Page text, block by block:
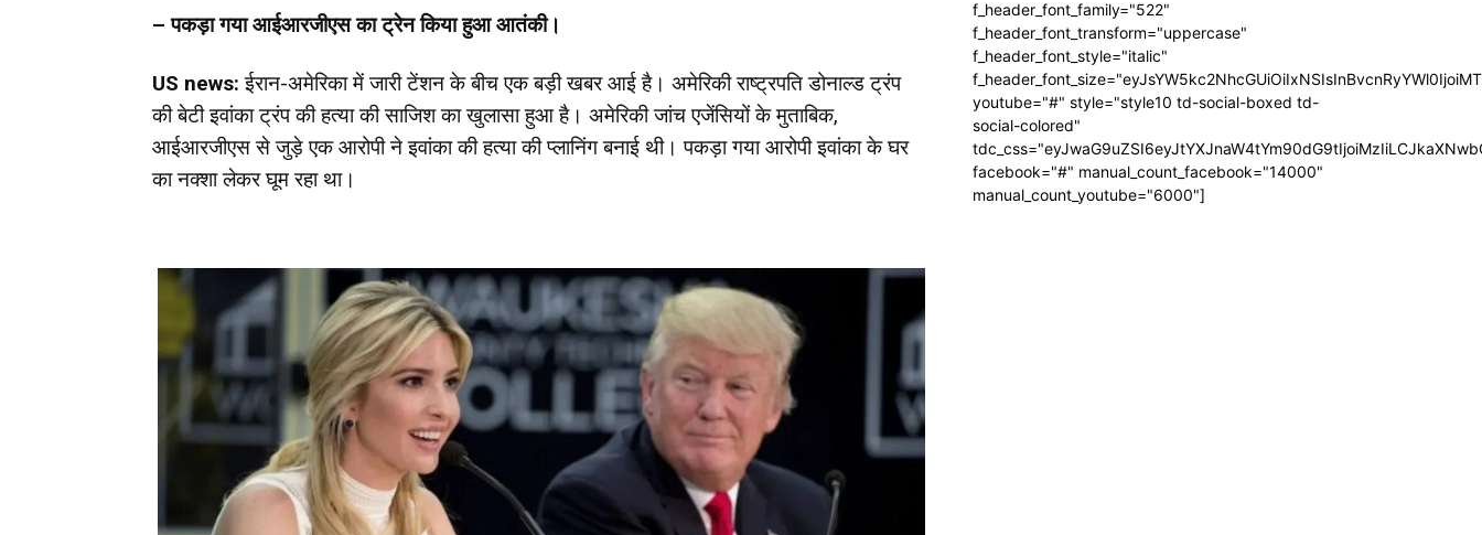
– पकड़ा गया आईआरजीएस का ट्रेन किया हुआ आतंकी।
US news: ईरान-अमेरिका में जारी टेंशन के बीच एक बड़ी खबर आई है। अमेरिकी राष्ट्रपति डोनाल्ड ट्रंप
की बेटी इवांका ट्रंप की हत्या की साजिश का खुलासा हुआ है। अमेरिकी जांच एजेंसियों के मुताबिक,
आईआरजीएस से जुड़े एक आरोपी ने इवांका की हत्या की प्लानिंग बनाई थी। पकड़ा गया आरोपी इवांका के घर
का नक्शा लेकर घूम रहा था।
f_header_font_family="522"
f_header_font_transform="uppercase"
f_header_font_style="italic"
youtube="#" style="style10 td-social-boxed td-
social-colored"
facebook="#" manual_count_facebook="14000"
manual_count_youtube="6000"]